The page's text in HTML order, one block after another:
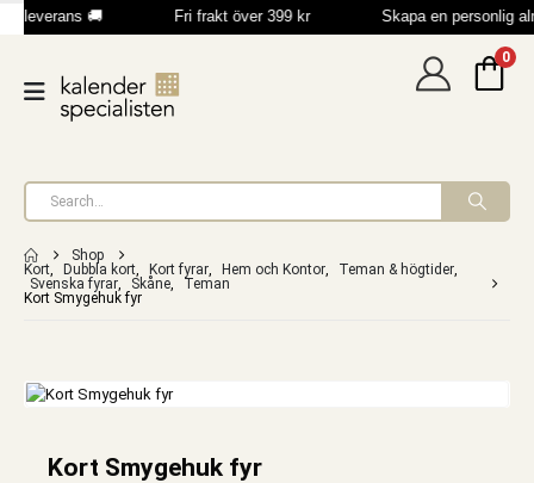
leverans 🚚 Fri frakt över 399 kr Skapa en personlig
0
Shop
Kort, Dubbla kort, Kort fyrar, Hem och Kontor, Teman & högtider,
Svenska fyrar, Skåne,
Teman
Kort Smygehuk fyr
Kort Smygehuk fyr